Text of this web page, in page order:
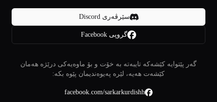
سێرڤەری Discord
گروپی Facebook
گەر پێتوایە کێشەکە تایبەتە بە خۆت و بۆ ماوەیەکی درێژە هەمان
کێشەت هەیە، لێرە پەیوەندیمان پێوە بکە:
facebook.com/sarkarkurdishh